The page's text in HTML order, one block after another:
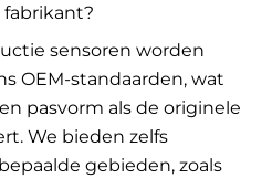
sensoren worden
OEM-standaarden, wat
pasvorm als de originele
We bieden zelfs
gebieden, zoals